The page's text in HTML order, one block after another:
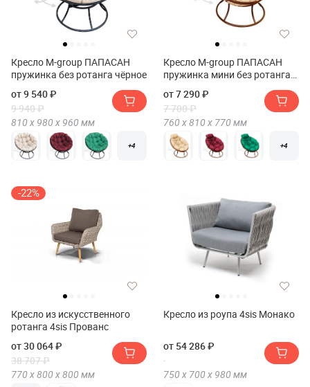
Кресло M-group ПАПАСАН
пружинка без ротанга чёрное
от 9 540 ₽
9 940 ₽
810 х 980 х 960 мм
+4
Кресло M-group ПАПАСАН
пружинка мини без ротанга
от 7 290 ₽
7 700 ₽
760 х810 х 770 мм
+4
-22%
Кресло из искусственного
ротанга 4sis Прованс
от 30 064 ₽
38 707 ₽
770 х800 х800 мм
Кресло из роупа 4sis Монако
от 54 286 ₽
750 х 700 х 980 мм